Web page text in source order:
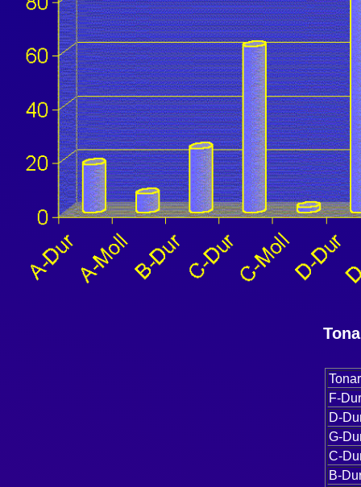
F-Dur
D-
G-
C-
B-